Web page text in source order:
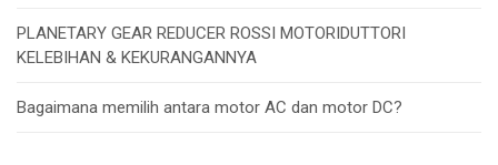
PLANETARY GEAR REDUCER ROSSI MOTORIDUTTORI
KELEBIHAN & KEKURANGANNYA
Bagaimana memilih antara motor AC dan motor DC?